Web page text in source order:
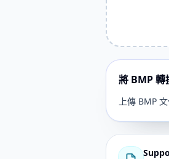
將 BMP 轉
上傳 BMP